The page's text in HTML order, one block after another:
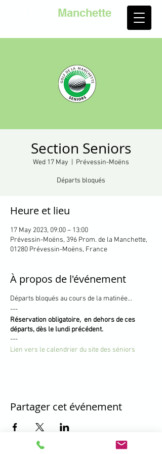
Manchette
Section Seniors
Wed 17 May Prévessin-Moëns
Départs bloqués
Heure et lieu
17 May 2023, 09:00 – 13:00
Prévessin-Moëns, 396 Prom. de la Manchette,
01280 Prévessin-Moëns, France
À propos de l'événement
Départs bloqués au cours de la matinée...
---
Réservation obligatoire, en dehors de ces
départs, dès le lundi précédent.
---
Lien vers le calendrier du site des séniors
Partager cet événement